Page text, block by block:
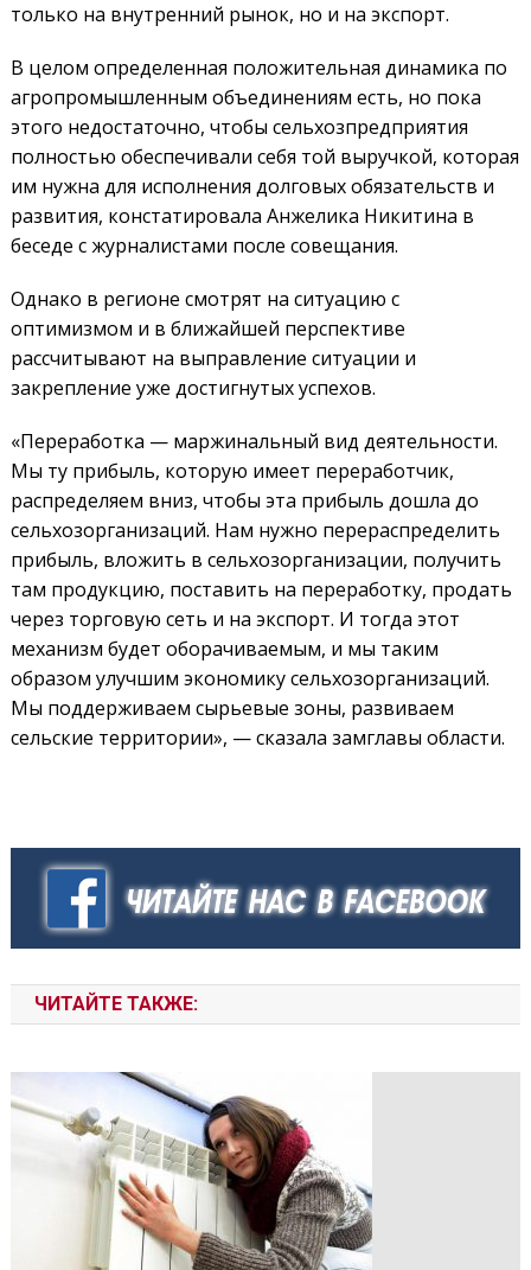
только на внутренний рынок, но и на экспорт.
В целом определенная положительная динамика по
агропромышленным объединениям есть, но пока
этого недостаточно, чтобы сельхозпредприятия
полностью обеспечивали себя той выручкой, которая
им нужна для исполнения долговых обязательств и
развития, констатировала Анжелика Никитина в
беседе с журналистами после совещания.
Однако в регионе смотрят на ситуацию с
оптимизмом и в ближайшей перспективе
рассчитывают на выправление ситуации и
закрепление уже достигнутых успехов.
«Переработка — маржинальный вид деятельности.
Мы ту прибыль, которую имеет переработчик,
распределяем вниз, чтобы эта прибыль дошла до
сельхозорганизаций. Нам нужно перераспределить
прибыль, вложить в сельхозорганизации, получить
там продукцию, поставить на переработку, продать
через торговую сеть и на экспорт. И тогда этот
механизм будет оборачиваемым, и мы таким
образом улучшим экономику сельхозорганизаций.
Мы поддерживаем сырьевые зоны, развиваем
сельские территории», — сказала замглавы области.
ЧИТАЙТЕ ТАКЖЕ: